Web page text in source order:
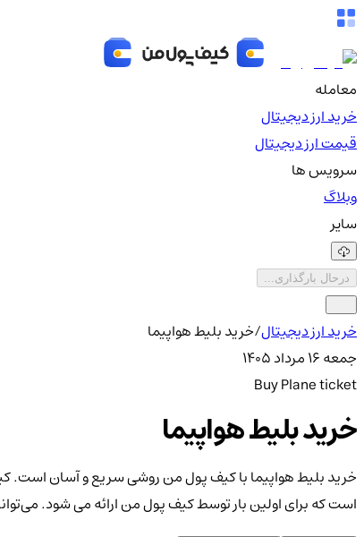
معامله
خرید ارز دیجیتال
قیمت ارز دیجیتال
سرویس ها
وبلاگ
سایر
درحال بارگذاری...
خرید ارز دیجیتال/خرید بلیط هواپیما
جمعه ۱۶ مرداد ۱۴۰۵
Buy Plane ticket
خرید بلیط هواپیما
خرید بلیط هواپیما با کیف پول من روشی سریع و آسان است.
است که برای اولین بار توسط کیف پول من ارائه می شود.